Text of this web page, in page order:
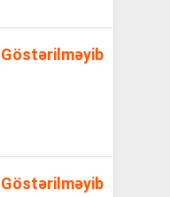
Göstərilməyib
Göstərilməyib